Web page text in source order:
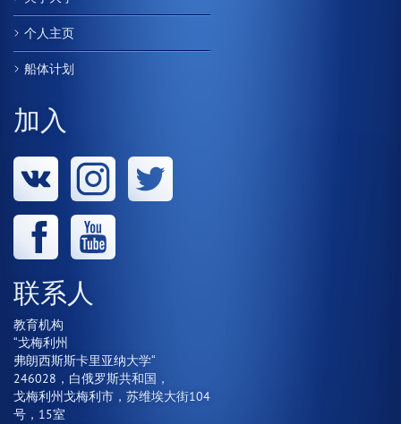
个人主页
船体计划
加入
联系人
教育机构
“戈梅利州
弗朗西斯斯卡里亚纳大学“
246028，白俄罗斯共和国，
戈梅利州戈梅利市，苏维埃大街104
号，15室